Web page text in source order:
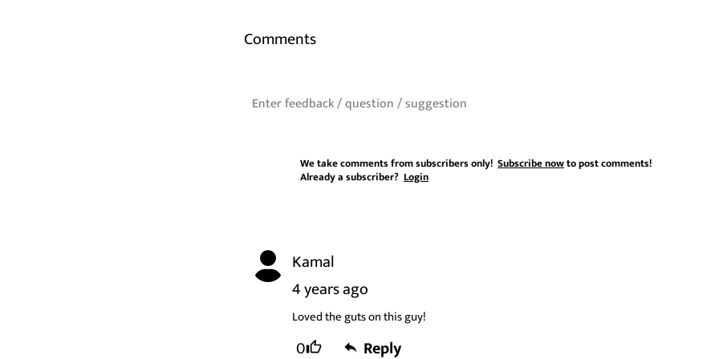
Comments
We take comments from subscribers only! Subscribe nowto post comments!
Already a subscriber? Login
Kamal
4 years ago
Loved the guts on this guy!
0 Reply